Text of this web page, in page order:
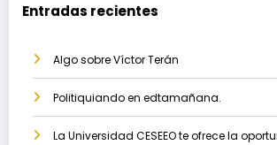
Entradas recientes
Algo sobre Víctor Terán
Politiquiando en edtamañana.
La Universidad CESEEO te ofrece la